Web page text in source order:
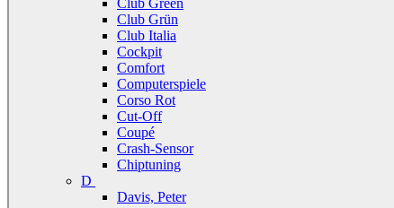
Club Green
Club Grün
Club Italia
Cockpit
Comfort
Computerspiele
Corso Rot
Cut-Off
Coupé
Crash-Sensor
Chiptuning
D
Davis, Peter